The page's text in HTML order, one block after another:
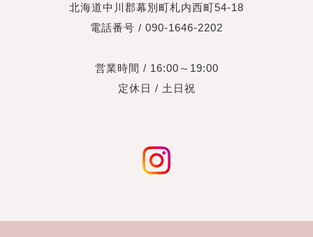
北海道中川郡幕別町札内西町54-18
電話番号 / 090-1646-2202
営業時間 / 16:00～19:00
定休日 / 土日祝